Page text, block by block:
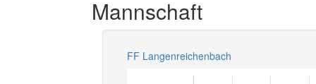
Mannschaft
FF Langenreichenbach